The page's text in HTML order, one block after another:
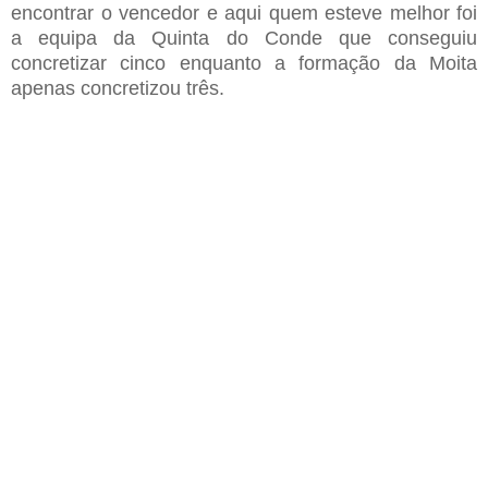
encontrar o vencedor e aqui quem esteve melhor foi
a equipa da Quinta do Conde que conseguiu
concretizarcinco enquanto a formação da Moita
apenas concretizou três.